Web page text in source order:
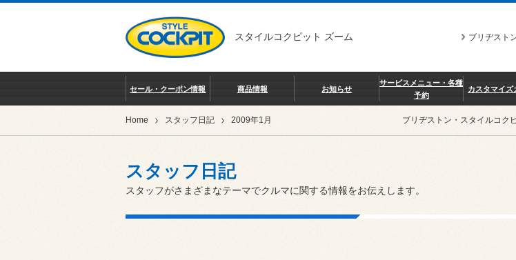
スタイルコクピット ズーム
ブリヂスト
セール・クーポン情報 商品情報 お知らせ
サービスメニュー・各種
予約
カスタマイズ
Home スタッフ日記 2009年1月 ブリヂストン・スタイルコク
スタッフ日記
スタッフがさまざまなテーマでクルマに関する情報をお伝えします。